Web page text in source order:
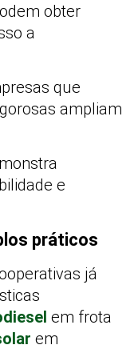
obter
a
que
ampliam
e
práticos
já
em frota
em